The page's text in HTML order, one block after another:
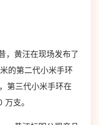
，黄汪在现场发布了
的第二代小米手环
第三代小米手环在
支。